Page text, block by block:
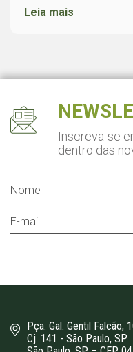
Leia mais
Inscreva-se
dentro das
Pça. Gal. Gentil Falcão,
Cj. 141 - São Paulo, SP